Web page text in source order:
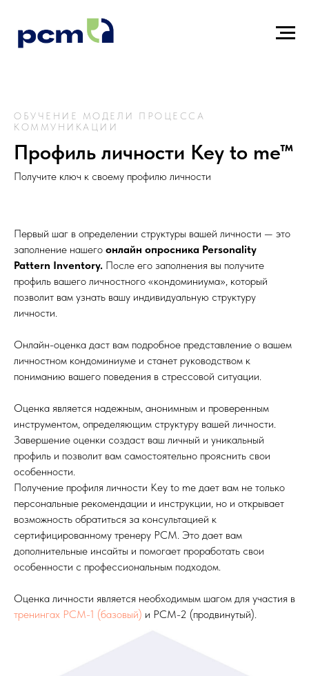
ОБУЧЕНИЕ МОДЕЛИ ПРОЦЕССА
КОММУНИКАЦИИ
Профиль личности Key to me™
Получите ключ к своему профилю личности
Первый шаг в определении структуры вашей личности — это
заполнение нашего онлайн опросника Personality
Pattern Inventory. После его заполнения вы получите
профиль вашего личностного «кондоминиума», который
позволит вам узнать вашу индивидуальную структуру
личности.
Онлайн-оценка даст вам подробное представление о вашем
личностном кондоминиуме и станет руководством к
пониманию вашего поведения в стрессовой ситуации.
Оценка является надежным, анонимным и проверенным
инструментом, определяющим структуру вашей личности.
Завершение оценки создаст ваш личный и уникальный
профиль и позволит вам самостоятельно прояснить свои
особенности.
Получение профиля личности Key to me дает вам не только
персональные рекомендации и инструкции, но и открывает
возможность обратиться за консультацией к
сертифицированному тренеру PCM. Это дает вам
дополнительные инсайты и помогает проработать свои
особенности с профессиональным подходом.
Оценка личности является необходимым шагом для участия в
тренингах PCM-1 (базовый) и PCM-2 (продвинутый).